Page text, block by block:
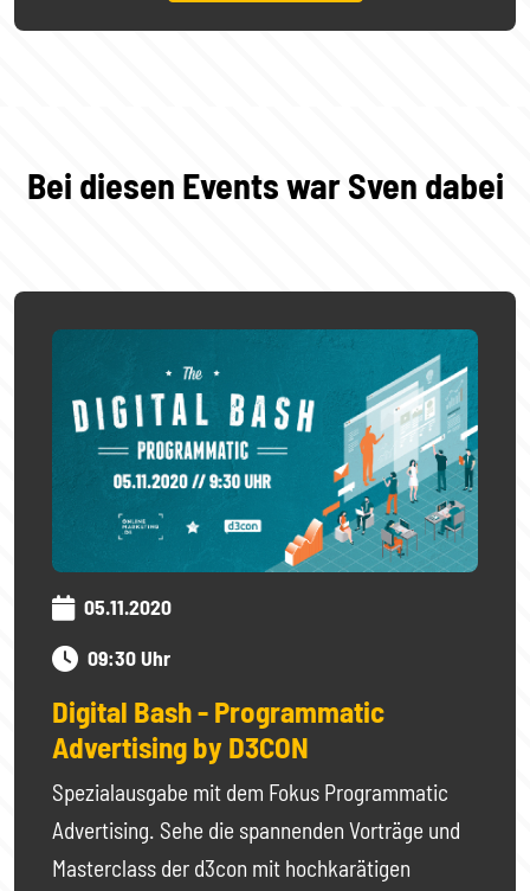
Bei diesen Events war Sven dabei
05.11.2020
09:30 Uhr
Digital Bash - Programmatic
Advertising by D3CON
Spezialausgabe mit dem Fokus Programmatic
Advertising. Sehe die spannenden Vorträge und
Masterclass der d3con mit hochkarätigen